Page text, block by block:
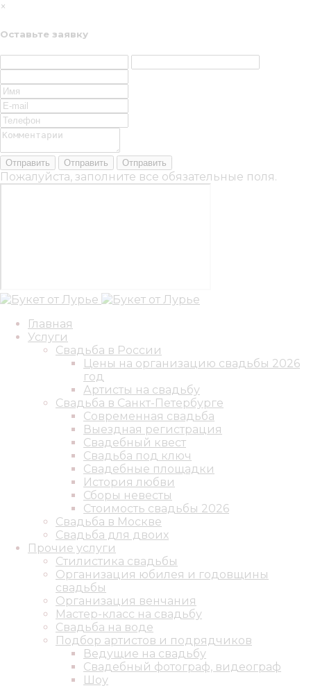
×
Оставьте заявку
Пожалуйста, заполните все обязательные поля.
Главная
Услуги
Свадьба в России
Цены на организацию свадьбы 2026
год
Артисты на свадьбу
Свадьба в Санкт-Петербурге
Современная свадьба
Выездная регистрация
Свадебный квест
Свадьба под ключ
Свадебные площадки
История любви
Сборы невесты
Стоимость свадьбы 2026
Свадьба в Москве
Свадьба для двоих
Прочие услуги
Стилистика свадьбы
Организация юбилея и годовщины
свадьбы
Организация венчания
Мастер-класс на свадьбу
Свадьба на воде
Подбор артистов и подрядчиков
Ведущие на свадьбу
Свадебный фотограф, видеограф
Шоу